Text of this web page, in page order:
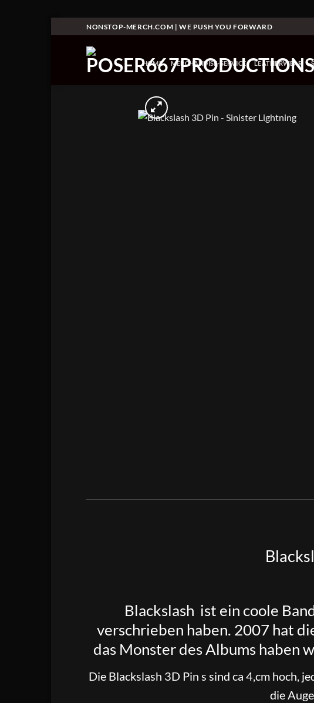
to
NONSTOP-MERCH.COM | WE PUSH YOU FORWARD
HOME MERCHANDISE-SERVICE LEATHERWEAR
Blackslash ist ein coole
verschrieben haben. 2007 hat
das Monster des Albums haben
Die Blackslash 3D Pin s sind ca 4,cm hoch,
die